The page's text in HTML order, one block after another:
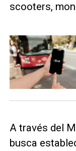
scooters,
A través del
busca